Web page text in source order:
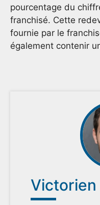
pourcentage du
franchisé. Cette
fournie par le
également contenir
Victorien